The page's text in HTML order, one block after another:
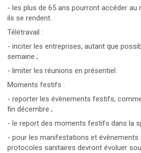
- les plus de 65 ans pourront accéder
ils se rendent.
Télétravail :
- inciter les entreprises, autant que
semaine ;
- limiter les réunions en présentiel.
Moments festifs :
- reporter les évènements festifs,
fin décembre ;
- le report des moments festifs dans la
- pour les manifestations et évènements
protocoles sanitaires devront évoluer